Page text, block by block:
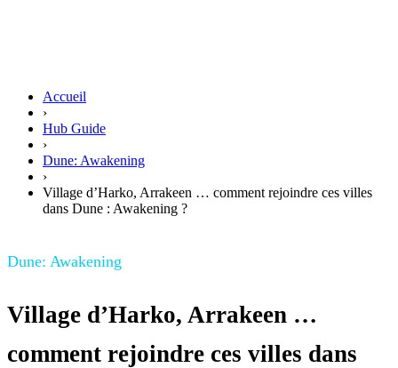
Accueil
›
Hub Guide
›
Dune: Awakening
›
Village d’Harko, Arrakeen … comment rejoindre ces villes
dans Dune : Awakening ?
Dune: Awakening
Village d’Harko, Arrakeen …
comment rejoindre ces villes dans